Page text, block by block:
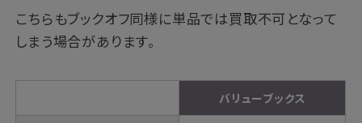
こちらもブックオフ同様に単品では買取不可となって
しまう場合があります。
バリューブックス